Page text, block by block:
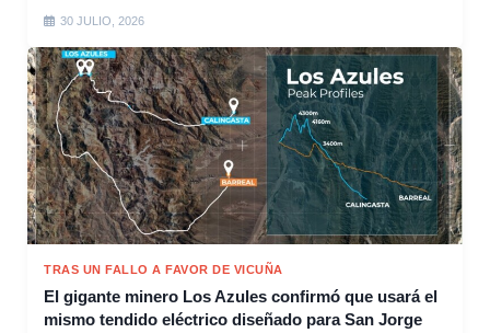
30 JULIO, 2026
TRAS UN FALLO A FAVOR DE VICUÑA
El gigante minero Los Azules confirmó que usará el
mismo tendido eléctrico diseñado para San Jorge